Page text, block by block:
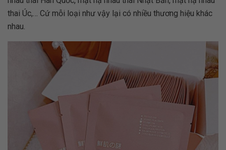
thai Úc,… Cứ mỗi loại như vậy lại có nhiều thương hiệu khác
nhau.